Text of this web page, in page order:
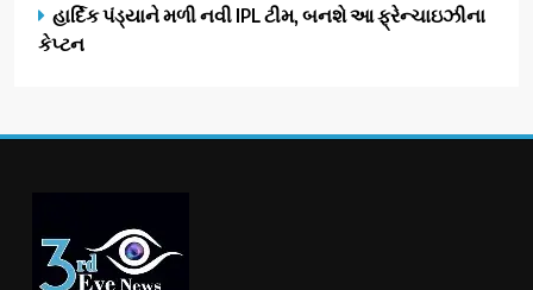
હાર્દિક પંડ્યાને મળી નવી IPL ટીમ, બનશે આ ફ્રેન્ચાઇઝીના
કેપ્ટન